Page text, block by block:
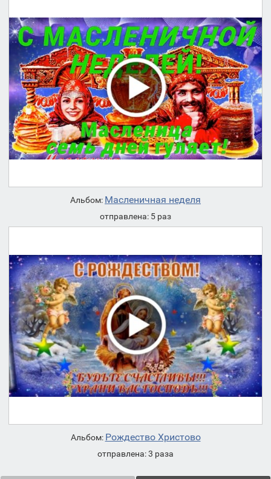
Альбом: Масленичная неделя
отправлена: 5 раз
Альбом: Рождество Христово
отправлена: 3 раза